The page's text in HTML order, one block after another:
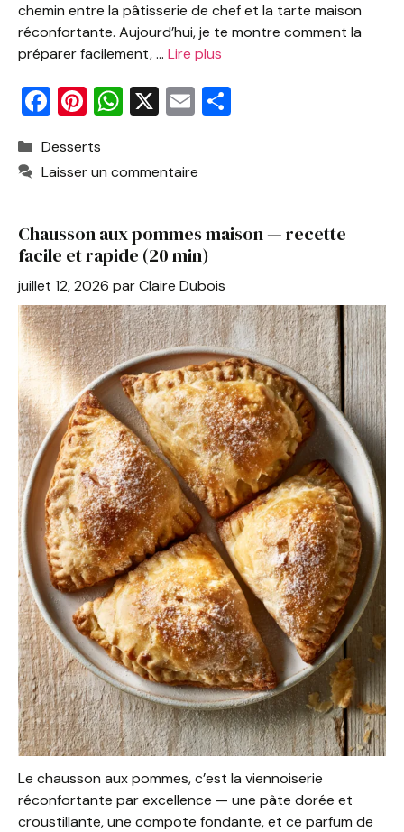
chemin entre la pâtisserie de chef et la tarte maison
réconfortante. Aujourd’hui, je te montre comment la
préparer facilement, … Lire plus
F
c
e
o
o
k
Pi
er
e
W
s
p
p
X E
l
Catégories
Desserts
Laisser un commentaire
Chausson aux pommes maison — recette
facile et rapide (20 min)
juillet 12, 2026 parClaire Dubois
Le chausson aux pommes, c’est la viennoiserie
réconfortante par excellence — une pâte dorée et
croustillante, une compote fondante, et ce parfum de